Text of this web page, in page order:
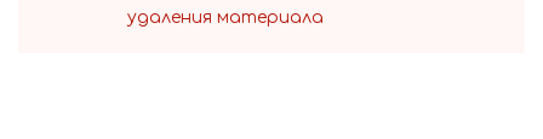
удаления материала